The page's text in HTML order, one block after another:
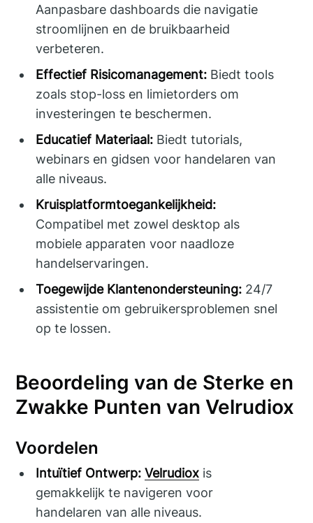
Aanpasbare dashboards die navigatie
stroomlijnen en de bruikbaarheid
verbeteren.
Effectief Risicomanagement: Biedt tools
zoals stop-loss en limietorders om
investeringen te beschermen.
Educatief Materiaal: Biedt tutorials,
webinars en gidsen voor handelaren van
alle niveaus.
Kruisplatformtoegankelijkheid:
Compatibel met zowel desktop als
mobiele apparaten voor naadloze
handelservaringen.
Toegewijde Klantenondersteuning: 24/7
assistentie om gebruikersproblemen snel
op te lossen.
Beoordeling van de Sterke en
Zwakke Punten van Velrudiox
Voordelen
Intuïtief Ontwerp: Velrudiox is
gemakkelijk te navigeren voor
handelaren van alle niveaus.